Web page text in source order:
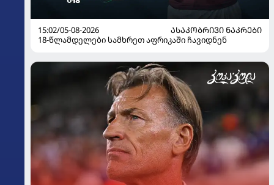
15:02/05-08-2026
ᲐᲡᲐᲙᲝᲑᲠᲘᲕᲘ ᲜᲐᲙᲠᲔᲑᲘ
18-წლამდელები სამხრეთ აფრიკაში ჩავიდნენ